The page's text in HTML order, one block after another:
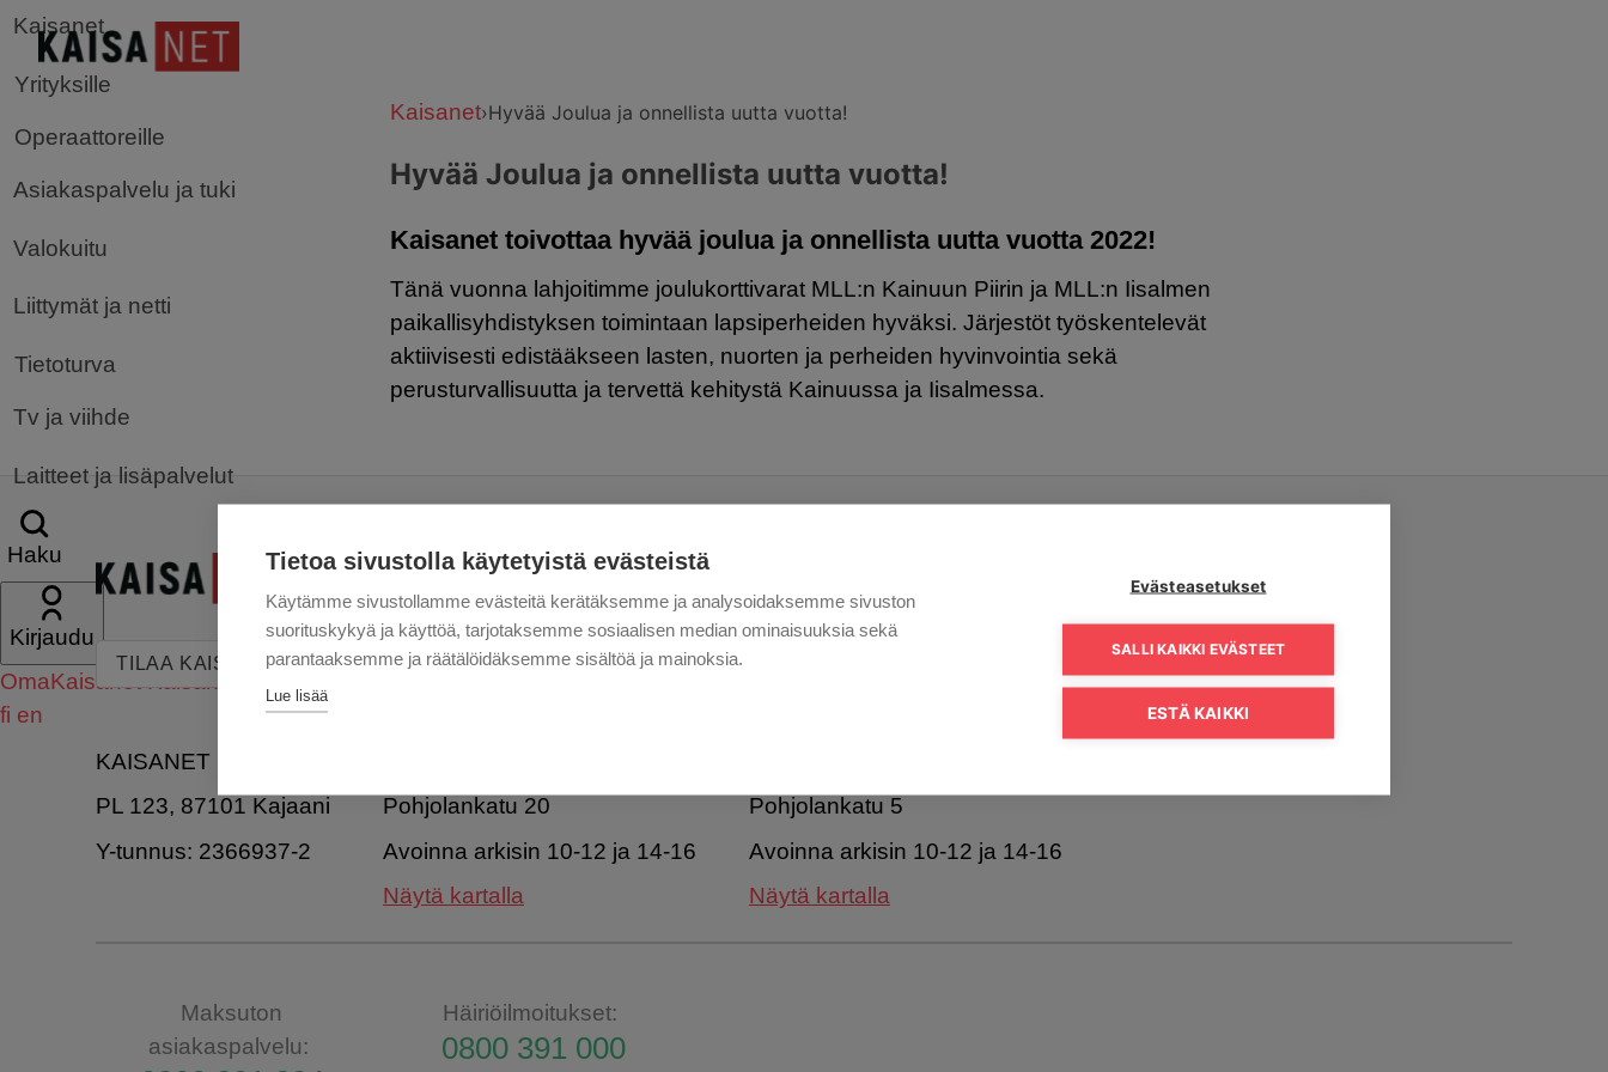
Kaisanet
Yrityksille
Operaattoreille
Asiakaspalvelu ja tuki
Valokuitu
Liittymät ja netti
Tietoturva
Tv ja viihde
Laitteet ja lisäpalvelut
Haku
Kirjaudu
OmaKaisanet Kaisanet Webmail
fi en
Kaisanet›Hyvää Joulua ja onnellista uutta vuotta!
Hyvää Joulua ja onnellista uutta vuotta!
Kaisanet toivottaa hyvää joulua ja onnellista uutta vuotta 2022!
Tänä vuonna lahjoitimme joulukorttivarat MLL:n Kainuun Piirin ja MLL:n Iisalmen
paikallisyhdistyksen toimintaan lapsiperheiden hyväksi. Järjestöt työskentelevät
aktiivisesti edistääkseen lasten, nuorten ja perheiden hyvinvointia sekä
perusturvallisuutta ja tervettä kehitystä Kainuussa ja Iisalmessa.
TILAA KAISANETIN UUTISKIRJE TÄSTÄ
KAISANET
PL 123, 87101 Kajaani
Y-tunnus: 2366937-2
Pohjolankatu 20
Avoinna arkisin 10-12 ja 14-16
Näytä kartalla
Pohjolankatu 5
Avoinna arkisin 10-12 ja 14-16
Näytä kartalla
Maksuton
asiakaspalvelu:
Häiriöilmoitukset:
0800 391 000
Tietoa sivustolla käytetyistä evästeistä
Käytämme sivustollamme evästeitä kerätäksemme ja analysoidaksemme sivuston
suorituskykyä ja käyttöä, tarjotaksemme sosiaalisen median ominaisuuksia sekä
parantaaksemme ja räätälöidäksemme sisältöä ja mainoksia.
Lue lisää
Evästeasetukset
SALLI KAIKKI EVÄSTEET
ESTÄ KAIKKI